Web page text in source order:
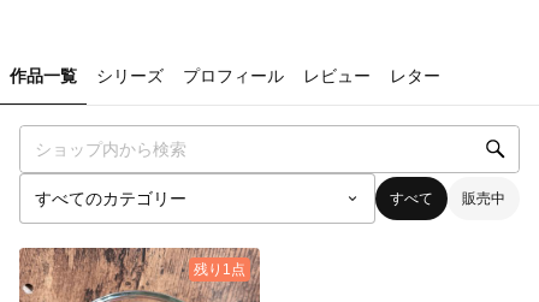
作品一覧 シリーズ プロフィール レビュー レター
すべて 販売中
残り1点